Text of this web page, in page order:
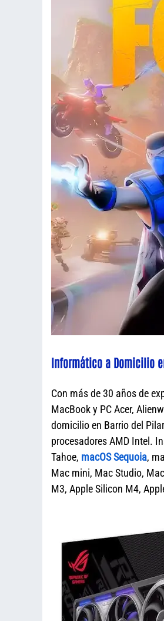
Informático a Domicilio
Con más de 30 años de
MacBook y PC Acer,
domicilio en Barrio del
procesadores AMD Intel.
Tahoe, macOS Sequoia,
Mac mini, Mac Studio,
M3, Apple Silicon M4,